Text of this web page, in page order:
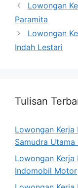
Lowongan
Paramita
Lowongan
Indah Lestari
Tulisan
Lowongan
Samudra Utama
Lowongan
Indomobil Motor